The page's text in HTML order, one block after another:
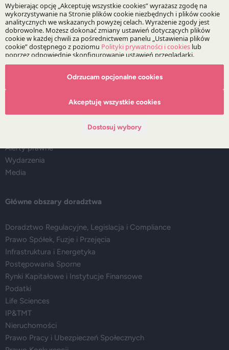
Bądź na bieżąco z DZP
Zapisz
Alerty prawne
Wydarzenia
Media
Główne obszary doradztwa
Doradztwo Regulacyjne, Legislacja i Compliance
Prawo Spółek, Fuzje i Przejęcia
Infrastruktura i Energetyka
Postępowania Sporne
Rynki Kapitałowe i Instytucje Finansowe
Podatki
Life Sciences
IP&TMT
Nieruchomości
Prawo Pracy i Ubezpieczeń Społecznych
Odrzucam opcjonalne cookies
Akceptuję wszystkie cookies
Dostosuj wybory